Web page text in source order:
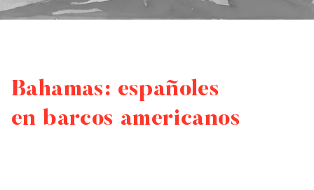
Bahamas: españoles
en barcos americanos